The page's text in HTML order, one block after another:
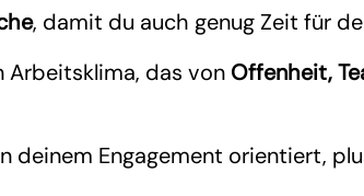
, damit du auch genug Zeit für
das von Offenheit,
deinem Engagement orientiert,